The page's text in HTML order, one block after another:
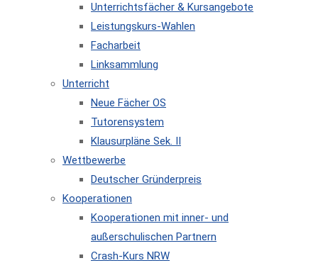
Unterrichtsfächer & Kursangebote
Leistungskurs-Wahlen
Facharbeit
Linksammlung
Unterricht
Neue Fächer OS
Tutorensystem
Klausurpläne Sek. II
Wettbewerbe
Deutscher Gründerpreis
Kooperationen
Kooperationen mit inner- und
außerschulischen Partnern
Crash-Kurs NRW